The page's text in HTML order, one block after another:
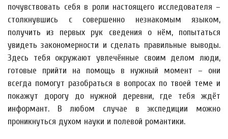
почувствовать себя в роли настоящего исследователя –
столкнувшись с совершенно незнакомым языком,
получить из первых рук сведения о нём, попытаться
увидеть закономерности и сделать правильные выводы.
Здесь тебя окружают увлечённые своим делом люди,
готовые прийти на помощь в нужный момент – они
всегда помогут разобраться в вопросах по твоей теме и
покажут дорогу до нужной деревни, где тебя ждёт
информант. В любом случае в экспедиции можно
проникнуться духом науки и полевой романтики.